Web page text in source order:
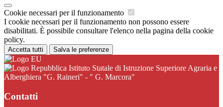
Cookie necessari per il funzionamento
I cookie necessari per il funzionamento non possono essere
disabilitati. È possibile consultare l'elenco nella pagina della cookie
policy.
Accetta tutti Salva le preferenze
Istituto Statale di Istruzione Superiore Agraria e
Alberghiera "G. Raineri" - " G. Marcora"
Contatti